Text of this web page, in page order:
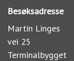
Besøksadresse
Martin Linges
vei 25
Terminalbygget